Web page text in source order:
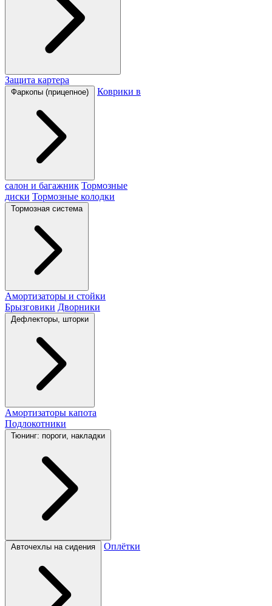
Защита картера
Фаркопы (прицепное) Коврики в
салон и багажник Тормозные
диски Тормозные колодки
Тормозная система
Амортизаторы и стойки
Брызговики Дворники
Дефлекторы, шторки
Амортизаторы капота
Подлокотники
Тюнинг: пороги, накладки
Авточехлы на сидения Оплётки